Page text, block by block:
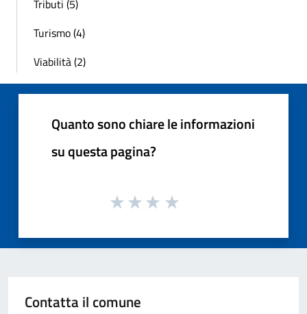
Tributi (5)
Turismo (4)
Viabilità (2)
Quanto sono chiare le informazioni
su questa pagina?
Contatta il comune